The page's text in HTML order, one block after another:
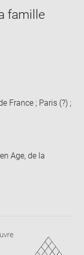
famille
France ; Paris (?) ;
Age, de la